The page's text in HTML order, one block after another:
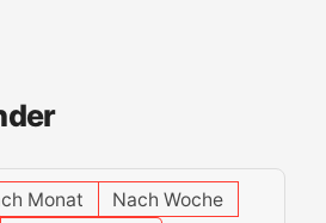
Monat
Nach Woche